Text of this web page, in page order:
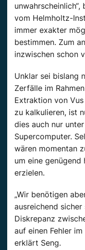
vom Helmholtz-
immer exakter
bestimmen. Zum
inzwischen schon
Unklar sei bislang
Zerfälle im
Extraktion von
zu kalkulieren, ist
dies auch nur
Supercomputer.
wären momentan
um eine genügend
erzielen.
„Wir benötigen
ausreichend
Diskrepanz
auf einen Fehler
erklärt Seng.